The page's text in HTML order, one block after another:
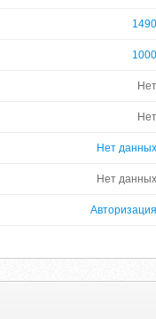
1490
1000
Нет
Нет
Нет данных
Нет данных
Авторизация